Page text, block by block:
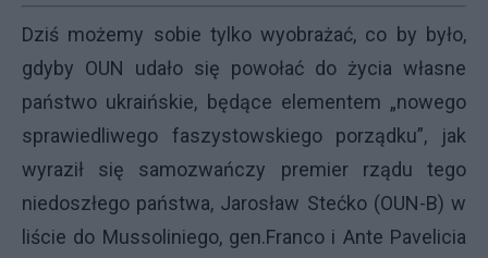
Dziś możemy sobie tylko wyobrażać, co by było,
gdyby OUN udało się powołać do życia własne
państwo ukraińskie, będące elementem „nowego
sprawiedliwego faszystowskiego porządku”, jak
wyraził się samozwańczy premier rządu tego
niedoszłego państwa, Jarosław Stećko (OUN-B) w
liście do Mussoliniego, gen.Franco i Ante Pavelicia